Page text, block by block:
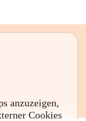
anzuzeigen,
Cookies